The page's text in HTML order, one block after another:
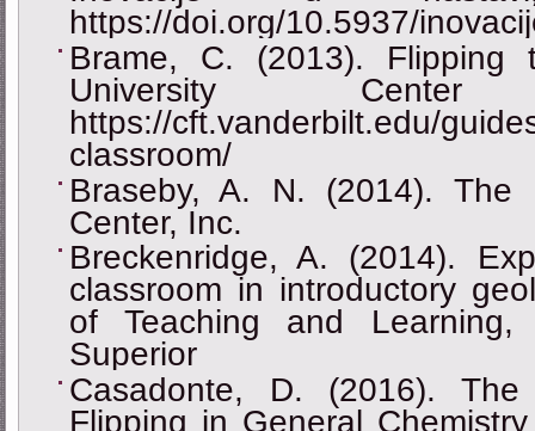
https://doi.org/10.5937/
Brame, C. (2013). Flipping
University
https://cft.vanderbilt.edu/
classroom/
Braseby, A. N. (2014). The
Center, Inc.
Breckenridge, A. (2014).
classroom in introductory
of Teaching and Learning,
Superior
Casadonte, D. (2016).
Flipping in General